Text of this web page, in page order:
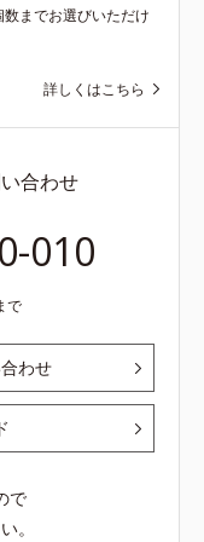
までお選びいただけ
詳しくはこちら
合わせ
010
で
わせ
で
。